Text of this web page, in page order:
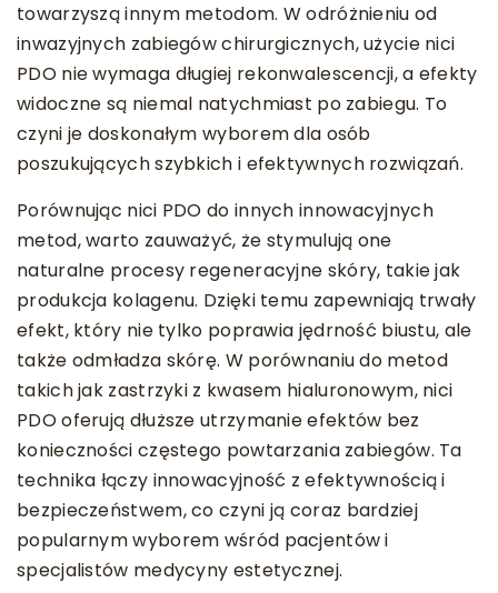
towarzyszą innym metodom. W odróżnieniu od
inwazyjnych zabiegów chirurgicznych, użycie nici
PDO nie wymaga długiej rekonwalescencji, a efekty
widoczne są niemal natychmiast po zabiegu. To
czyni je doskonałym wyborem dla osób
poszukujących szybkich i efektywnych rozwiązań.
Porównując nici PDO do innych innowacyjnych
metod, warto zauważyć, że stymulują one
naturalne procesy regeneracyjne skóry, takie jak
produkcja kolagenu. Dzięki temu zapewniają trwały
efekt, który nie tylko poprawia jędrność biustu, ale
także odmładza skórę. W porównaniu do metod
takich jak zastrzyki z kwasem hialuronowym, nici
PDO oferują dłuższe utrzymanie efektów bez
konieczności częstego powtarzania zabiegów. Ta
technika łączy innowacyjność z efektywnością i
bezpieczeństwem, co czyni ją coraz bardziej
popularnym wyborem wśród pacjentów i
specjalistów medycyny estetycznej.